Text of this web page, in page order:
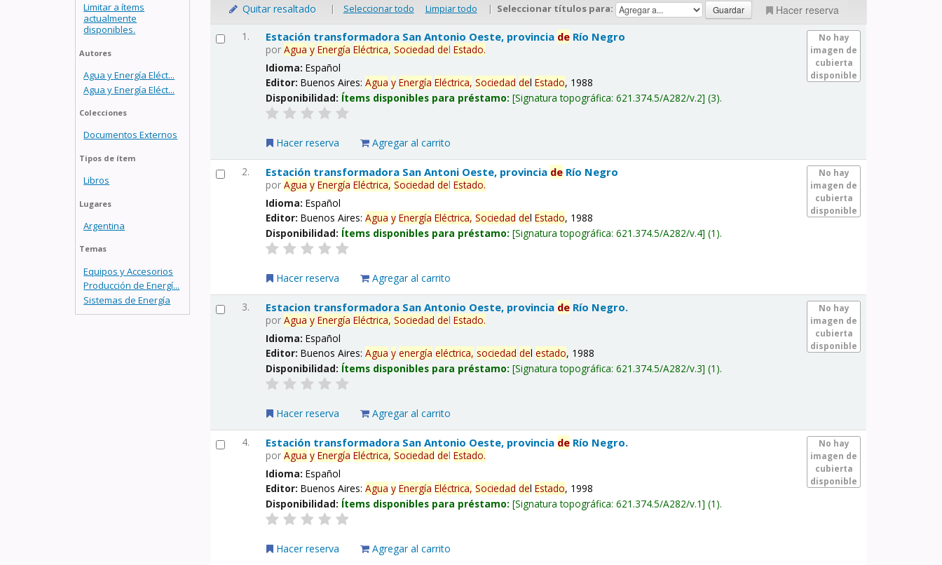
Limitar a ítems
actualmente
disponibles.
Autores
Agua y Energía Eléct...
Agua y Energía Eléct...
Colecciones
Documentos Externos
Tipos de ítem
Libros
Lugares
Argentina
Temas
Equipos y Accesorios
Producción de Energí...
Sistemas de Energía
Quitar resaltado | Seleccionar todo Limpiar todo | Seleccionar títulos para: Hacer reserva
1.
No hay
imagen de
cubierta
disponible
Estación transformadora San Antonio Oeste, provincia de Río Negro
porAgua y Energía Eléctrica, Sociedad delEstado.
Idioma:Español
Editor:Buenos Aires:Agua y Energía Eléctrica, Sociedad delEstado, 1988
Disponibilidad: Ítems disponibles para préstamo: Signatura topográfica:621.374.5/A282/v.2 (3).
Hacer reserva Agregar al carrito
2.
No hay
imagen de
cubierta
disponible
Estación transformadora San Antoni Oeste, provincia de Río Negro
porAgua y Energía Eléctrica, Sociedad delEstado.
Idioma:Español
Editor:Buenos Aires:Agua y Energía Eléctrica, Sociedad delEstado, 1988
Disponibilidad: Ítems disponibles para préstamo: Signatura topográfica:621.374.5/A282/v.4 (1).
Hacer reserva Agregar al carrito
3.
No hay
imagen de
cubierta
disponible
Estacion transformadora San Antonio Oeste, provincia de Río Negro.
porAgua y Energía Eléctrica, Sociedad delEstado.
Idioma:Español
Editor:Buenos Aires:Agua y energía eléctrica, sociedad delestado, 1988
Disponibilidad: Ítems disponibles para préstamo: Signatura topográfica:621.374.5/A282/v.3 (1).
Hacer reserva Agregar al carrito
4.
No hay
imagen de
cubierta
disponible
Estación transformadora San Antonio Oeste, provincia de Río Negro.
porAgua y Energía Eléctrica, Sociedad delEstado.
Idioma:Español
Editor:Buenos Aires:Agua y Energía Eléctrica, Sociedad delEstado, 1998
Disponibilidad: Ítems disponibles para préstamo: Signatura topográfica:621.374.5/A282/v.1 (1).
Hacer reserva Agregar al carrito